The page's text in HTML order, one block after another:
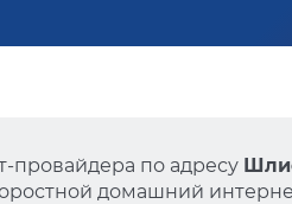
провайдера по адресу
домашний